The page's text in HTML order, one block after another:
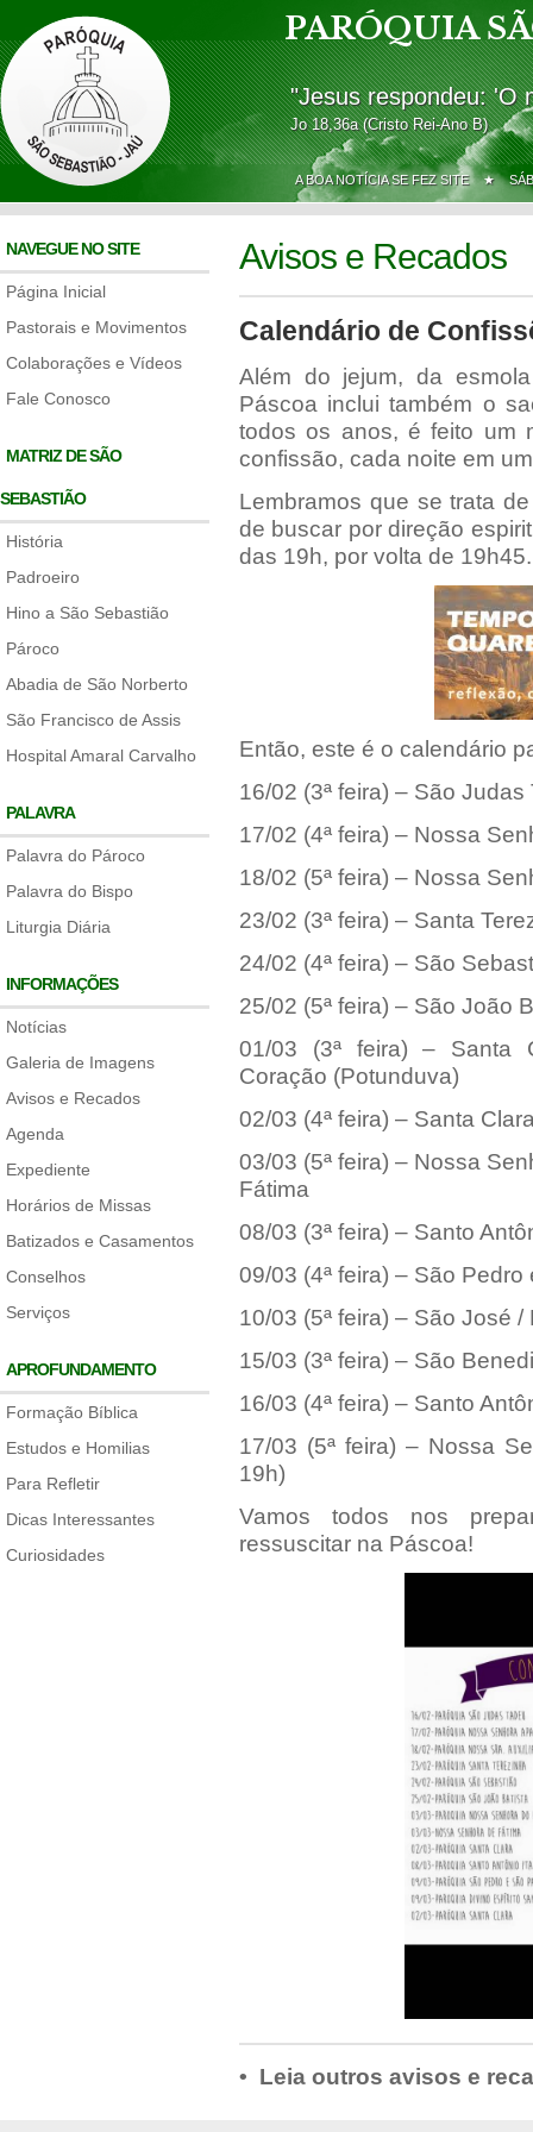
PARÓQUIA
"Jesus respondeu: 'O
Jo 18,36a (Cristo Rei-Ano B)
A BOA NOTÍCIA SE FEZ SITE ★
NAVEGUE NO SITE
Página Inicial
Pastorais e Movimentos
Colaborações e Vídeos
Fale Conosco
MATRIZ DE SÃO
SEBASTIÃO
História
Padroeiro
Hino a São Sebastião
Pároco
Abadia de São Norberto
São Francisco de Assis
Hospital Amaral Carvalho
PALAVRA
Palavra do Pároco
Palavra do Bispo
Liturgia Diária
INFORMAÇÕES
Notícias
Galeria de Imagens
Avisos e Recados
Agenda
Expediente
Horários de Missas
Batizados e Casamentos
Conselhos
Serviços
APROFUNDAMENTO
Formação Bíblica
Estudos e Homilias
Para Refletir
Dicas Interessantes
Curiosidades
Avisos e Recados
Calendário de
Além do jejum, da
Páscoa inclui também o
todos os anos, é feito um
confissão, cada noite em
Lembramos que se trata
de buscar por direção
das 19h, por volta de 19h45.
Então, este é o calendário
16/02 (3ª feira) – São Judas
17/02 (4ª feira) – Nossa
18/02 (5ª feira) – Nossa
23/02 (3ª feira) – Santa
24/02 (4ª feira) – São
25/02 (5ª feira) – São João
01/03 (3ª feira) – Santa
Coração (Potunduva)
02/03 (4ª feira) – Santa
03/03 (5ª feira) – Nossa
Fátima
08/03 (3ª feira) – Santo
09/03 (4ª feira) – São
10/03 (5ª feira) – São José
15/03 (3ª feira) – São
16/03 (4ª feira) – Santo
17/03 (5ª feira) – Nossa
19h)
Vamos todos nos
ressuscitar na Páscoa!
• Leia outros avisos e